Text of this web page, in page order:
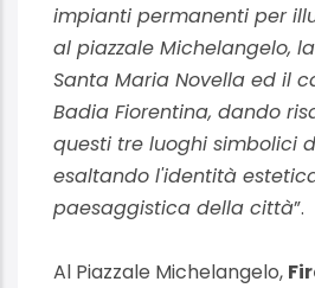
impianti permanenti per
al piazzale Michelangelo,
Santa Maria Novella ed il
Badia Fiorentina, dando
questi tre luoghi simbolici
esaltando l'identità
paesaggistica della città”.
Al Piazzale Michelangelo,